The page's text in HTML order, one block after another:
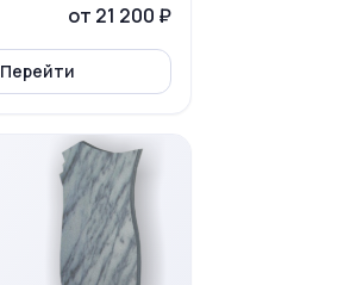
от 21 200 ₽
Перейти